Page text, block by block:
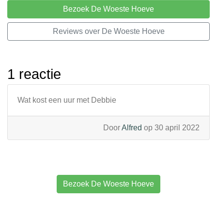
Bezoek De Woeste Hoeve
Reviews over De Woeste Hoeve
1 reactie
Wat kost een uur met Debbie
DoorAlfred op 30 april 2022
Bezoek De Woeste Hoeve